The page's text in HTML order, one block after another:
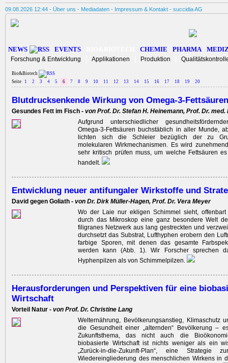
09.08.2026 12:44 - Über uns - Mediadaten - Impressum & Kontakt - succidia AG
NEWS EVENTS CHEMIE PHARMA
Forschung & Entwicklung Applikationen Produktion
Bio&Biotech
Seite
1 2 3 4 5 6 7 8 9 10 11 12 13 14 15 16 17 18 19 20
Blutdrucksenkende Wirkung von Omega-3-Fettsäuren
Gesundes Fett im Fisch - von Prof. Dr. Stefan H. Heinemann, Prof. Dr.
Aufgrund unterschiedlicher
Omega-3-Fettsäuren buchstäblich in aller Munde,
lichten sich die Schleier bezüglich der zu
molekularen Wirkmechanismen. Es wird
sehr kritisch prüfen muss, um welche Fettsäuren
handelt.
Entwicklung neuer antifungaler Wirkstoffe und
David gegen Goliath - von Dr. Dirk Müller-Hagen, Prof. Dr. Vera Meyer
Wo der Laie nur ekligen Schimmel sieht,
durch das Mikroskop eine ganz besondere Welt
filigranes Netzwerk aus lang gestreckten und
durchsetzt das Substrat, Lufthyphen erobern den
farbige Sporen, mit denen das gesamte
werden kann (Abb. 1). Wir Forscher sprechen
Hyphenpilzen als von Schimmelpilzen.
Herausforderungen und Perspektiven für eine
Wirtschaft
Vorteil Natur - von Prof. Dr. Christine Lang
Welternährung, Bevölkerungsanstieg, Klimaschutz
die Gesundheit einer „alternden“ Bevölkerung –
Zukunftsthema, das nicht auch die
biobasierte Wirtschaft ist nichts weniger als ein
„Zurück-in-die-Zukunft-Plan“, eine Strategie
Wiedereingliederung des menschlichen Wirkens in